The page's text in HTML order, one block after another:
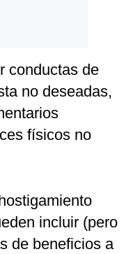
conductas de
no deseadas,
físicos no
incluir (pero
de beneficios a